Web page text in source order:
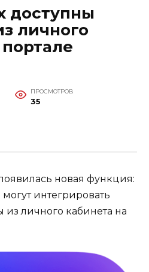
доступны
личного
ПРОСМОТРОВ
35
новая функция:
интегрировать
личного кабинета на